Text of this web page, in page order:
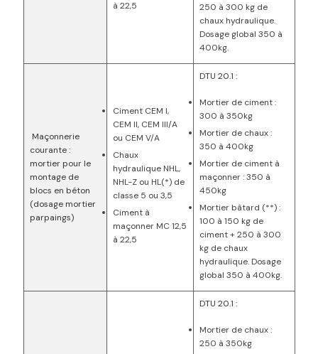
à 22,5
250 à 300 kg de
chaux hydraulique.
Dosage global 350 à
400kg.
Maçonnerie
courante :
mortier pour le
montage de
blocs en béton
(dosage mortier
parpaings)
Ciment CEM I,
CEM II, CEM III/A
ou CEM V/A
Chaux
hydraulique NHL,
NHL-Z ou HL(*) de
classe 5 ou 3,5
Ciment à
maçonner MC 12,5
à 22,5
DTU 20.1 :
Mortier de ciment :
300 à 350kg
Mortier de chaux :
350 à 400kg
Mortier de ciment à
maçonner : 350 à
450kg
Mortier bâtard (**) :
100 à 150 kg de
ciment + 250 à 300
kg de chaux
hydraulique. Dosage
global 350 à 400kg.
DTU 20.1 :
Mortier de chaux :
250 à 350kg